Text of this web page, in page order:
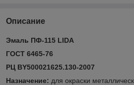
Описание
Эмаль ПФ-115 LIDA
ГОСТ 6465-76
РЦ BY500021625.130-2007
Назначение: для окраски